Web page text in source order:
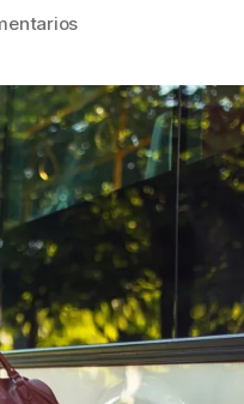
en
la
seguridad